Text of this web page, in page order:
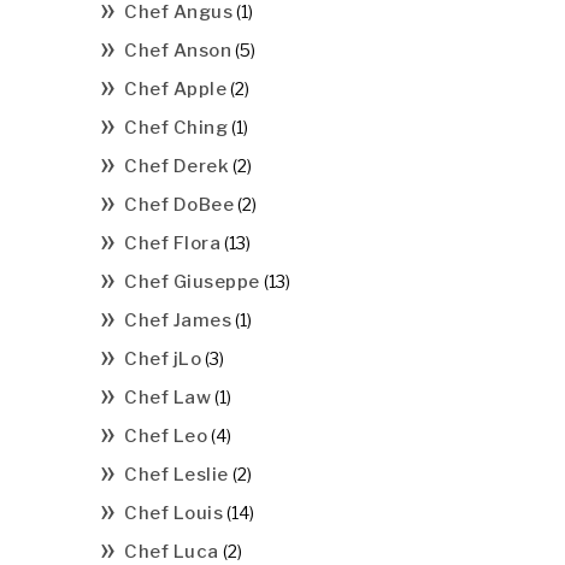
Chef Angus(1)
Chef Anson (5)
Chef Apple(2)
Chef Ching(1)
Chef Derek (2)
Chef DoBee(2)
Chef Flora (13)
Chef Giuseppe (13)
Chef James(1)
Chef jLo(3)
Chef Law(1)
Chef Leo(4)
Chef Leslie (2)
Chef Louis(14)
Chef Luca (2)